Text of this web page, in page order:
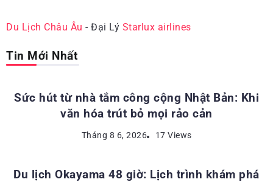
Du Lịch Châu Âu - Đại Lý Starlux airlines
Tin Mới Nhất
Sức hút từ nhà tắm công cộng Nhật Bản: Khi
văn hóa trút bỏ mọi rảo cản
Tháng 8 6, 2026 17 Views
ĐỊA ĐIỂM DU LỊCH NHẬT BẢN
Du lịch Okayama 48 giờ: Lịch trình khám phá